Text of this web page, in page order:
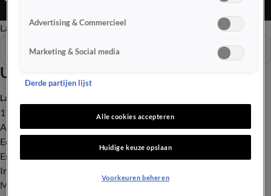
Late EditieOchtend EditieVroege Editie
Uitzendingen
Seizoen 2025
Laatste nieuws
112
Advies & Tips
Economie
Entertainment
Infrastructuur
Milieu en Gezondheid
Advertising & Commercieel
Marketing & Social media
Derde partijen lijst
Alle cookies accepteren
Huidige keuze opslaan
Voorkeuren beheren